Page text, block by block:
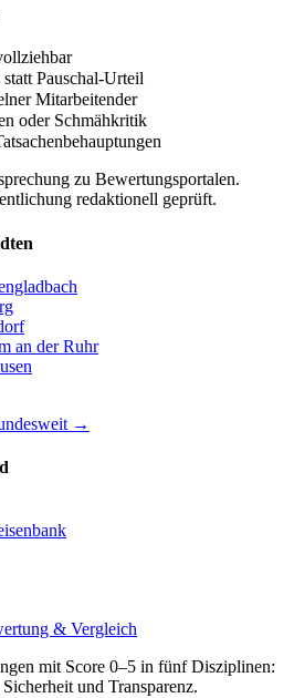
Pauschal-Urteil
Mitarbeitender
oder Schmähkritik
zu Bewertungsportalen.
redaktionell geprüft.
an der Ruhr
→
& Vergleich
mit Score 0–5 in fünf Disziplinen:
und Transparenz.